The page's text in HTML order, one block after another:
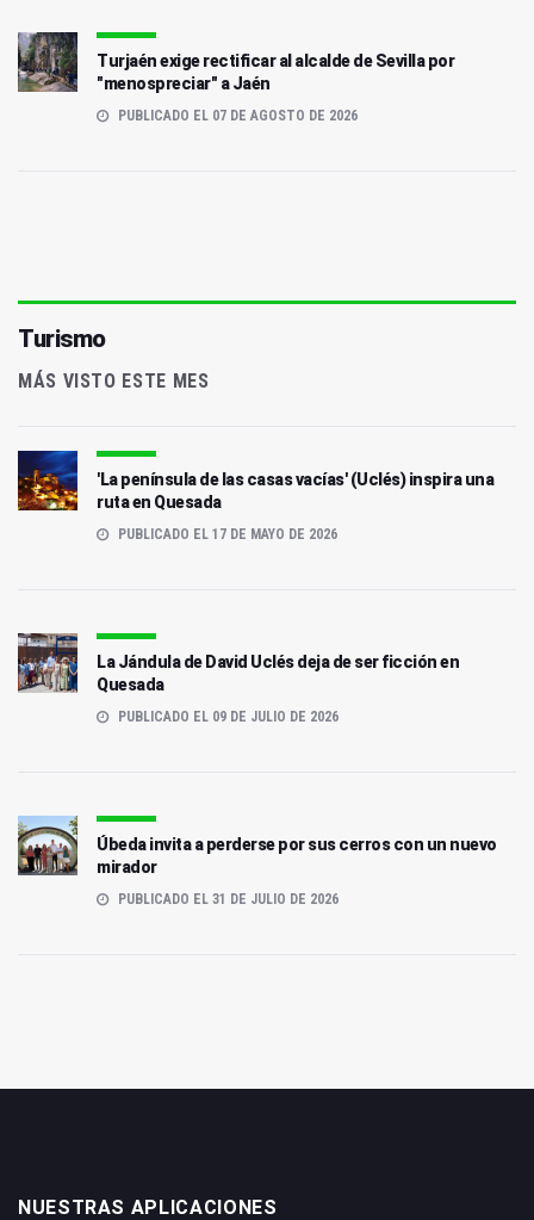
Turjaén exige rectificar al alcalde de Sevilla por
"menospreciar" a Jaén
PUBLICADO EL 07 DE AGOSTO DE 2026
Turismo
MÁS VISTO ESTE MES
'La península de las casas vacías' (Uclés) inspira una
ruta en Quesada
PUBLICADO EL 17 DE MAYO DE 2026
La Jándula de David Uclés deja de ser ficción en
Quesada
PUBLICADO EL 09 DE JULIO DE 2026
Úbeda invita a perderse por sus cerros con un nuevo
mirador
PUBLICADO EL 31 DE JULIO DE 2026
NUESTRAS APLICACIONES